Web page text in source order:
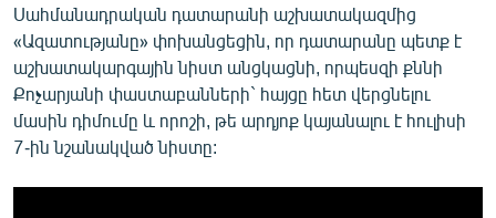
Սահմանադրական դատարանի աշխատակազմից
«Ազատությանը» փոխանցեցին, որ դատարանը պետք է
աշխատակարգային նիստ անցկացնի, որպեսզի քննի
Քոչարյանի փաստաբանների` հայցը հետ վերցնելու
մասին դիմումը և որոշի, թե արդյոք կայանալու է հուլիսի
7-ին նշանակված նիստը: